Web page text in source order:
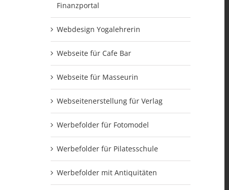
Finanzportal
Webdesign Yogalehrerin
Webseite für Cafe Bar
Webseite für Masseurin
Webseitenerstellung für Verlag
Werbefolder für Fotomodel
Werbefolder für Pilatesschule
Werbefolder mit Antiquitäten